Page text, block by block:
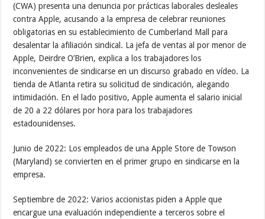
(CWA) presenta una denuncia por prácticas laborales desleales
contra Apple, acusando a la empresa de celebrar reuniones
obligatorias en su establecimiento de Cumberland Mall para
desalentar la afiliación sindical. La jefa de ventas al por menor de
Apple, Deirdre O’Brien, explica a los trabajadores los
inconvenientes de sindicarse en un discurso grabado en vídeo. La
tienda de Atlanta retira su solicitud de sindicación, alegando
intimidación. En el lado positivo, Apple aumenta el salario inicial
de 20 a 22 dólares por hora para los trabajadores
estadounidenses.
Junio de 2022: Los empleados de una Apple Store de Towson
(Maryland) se convierten en el primer grupo en sindicarse en la
empresa.
Septiembre de 2022: Varios accionistas piden a Apple que
encargue una evaluación independiente a terceros sobre el